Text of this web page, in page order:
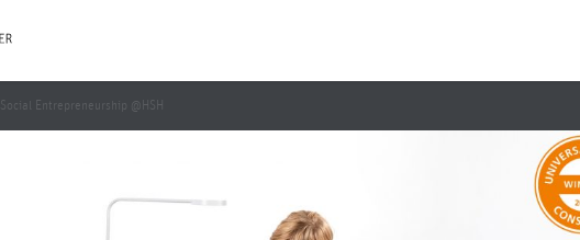
Social Entrepreneurship @HSH